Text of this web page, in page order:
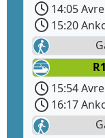
14:05
15:20
15:54
16:17